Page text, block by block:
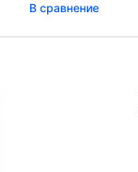
В сравнение